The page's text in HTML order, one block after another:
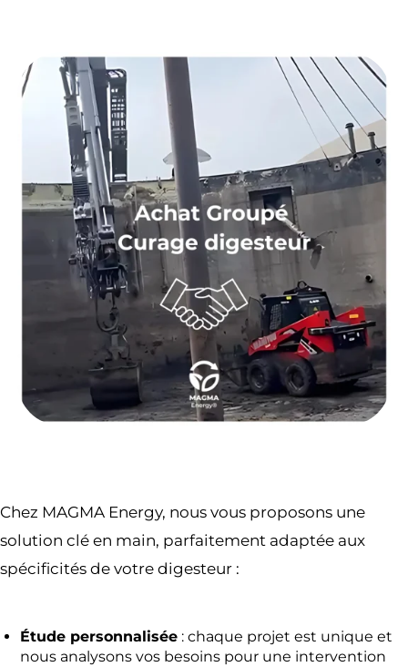
Chez MAGMA Energy, nous vous proposons une
solution clé en main, parfaitement adaptée aux
spécificités de votre digesteur :
Étude personnalisée : chaque projet est unique et
nous analysons vos besoins pour une intervention